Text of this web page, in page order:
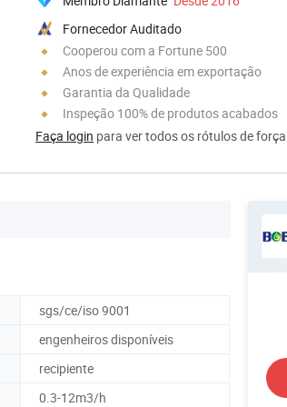
Fornecedor Auditado
Cooperou com a Fortune 500
Anos de experiência em exportação
Garantia da Qualidade
Inspeção 100% de produtos acabados
Faça login para ver todos os rótulos de
sgs/ce/iso 9001
engenheiros disponíveis
recipiente
0.3-12m3/h